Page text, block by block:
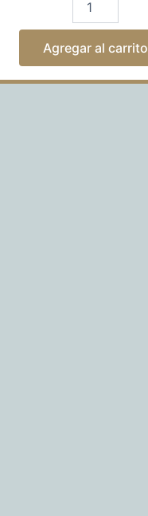
Agregar al carrito